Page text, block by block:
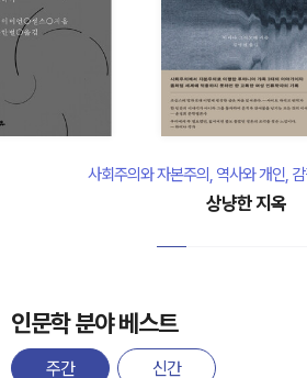
사회주의와 자본주의, 역사와 개인,
상냥한 지옥
인문학 분야 베스트
주간 신간